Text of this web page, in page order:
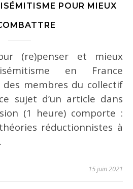
POUR MIEUX
en France
des membres du collectif
sujet d’un article dans
(1 heure) comporte :
réductionnistes à
15 juin 2021